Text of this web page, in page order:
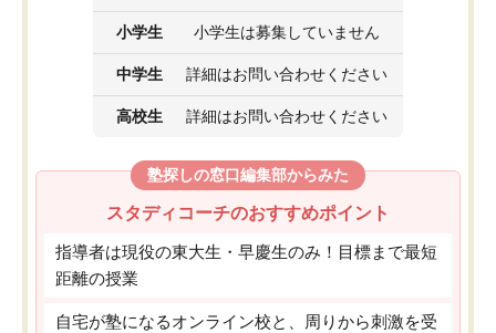
小学生 小学生は募集していません
中学生 詳細はお問い合わせください
高校生 詳細はお問い合わせください
塾探しの窓口編集部からみた
スタディコーチのおすすめポイント
指導者は現役の東大生・早慶生のみ！目標まで最短
距離の授業
自宅が塾になるオンライン校と、周りから刺激を受